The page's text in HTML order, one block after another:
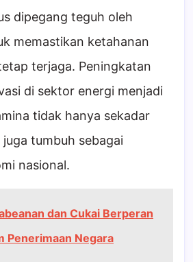
dipegang teguh oleh
memastikan ketahanan
terjaga. Peningkatan
di sektor energi menjadi
tidak hanya sekadar
tumbuh sebagai
nasional.
dan Cukai Berperan
Penerimaan Negara